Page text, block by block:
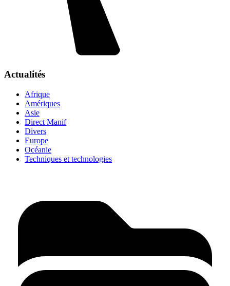
Actualités
Afrique
Amériques
Asie
Direct Manif
Divers
Europe
Océanie
Techniques et technologies